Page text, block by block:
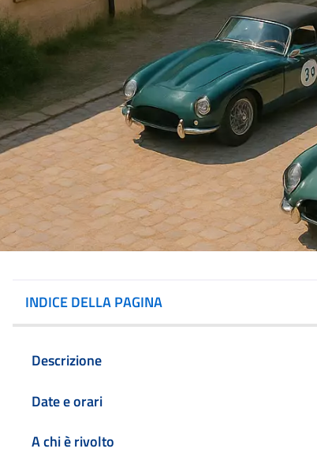
INDICE DELLA PAGINA
Descrizione
Date e orari
A chi è rivolto